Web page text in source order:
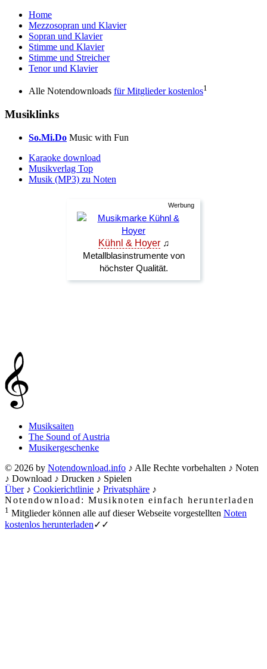
Home
Mezzosopran und Klavier
Sopran und Klavier
Stimme und Klavier
Stimme und Streicher
Tenor und Klavier
Alle Notendownloads für Mitglieder kostenlos1
Musiklinks
So.Mi.Do Music with Fun
Karaoke download
Musikverlag Top
Musik (MP3) zu Noten
Musiksaiten
The Sound of Austria
Musikergeschenke
© 2026 by Notendownload.info ♪ Alle Rechte vorbehalten ♪ Noten
♪ Download ♪ Drucken ♪ Spielen
Über♪ Cookierichtlinie ♪ Privatsphäre ♪
Notendownload: Musiknoten einfach herunterladen
1 Mitglieder können alle auf dieser Webseite vorgestellten Noten
kostenlos herunterladen✓✓